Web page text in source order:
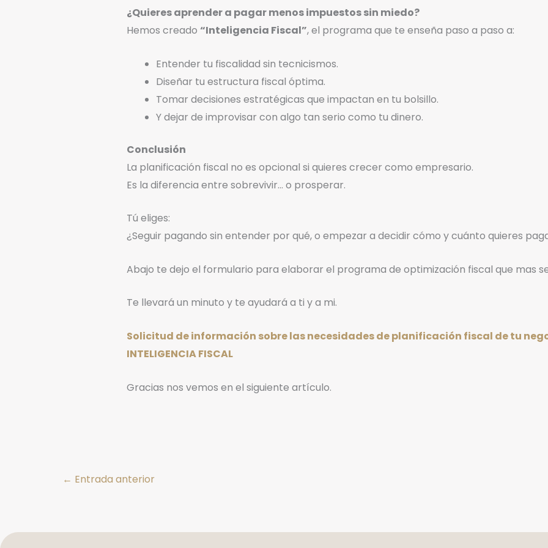
¿Quieres aprender a pagar menos impuestos sin miedo?
Hemos creado “Inteligencia Fiscal”, el programa que te enseña paso a paso a:
Entender tu fiscalidad sin tecnicismos.
Diseñar tu estructura fiscal óptima.
Tomar decisiones estratégicas que impactan en tu bolsillo.
Y dejar de improvisar con algo tan serio como tu dinero.
Conclusión
La planificación fiscal no es opcional si quieres crecer como empresario.
Es la diferencia entre sobrevivir… o prosperar.
Tú eliges:
¿Seguir pagando sin entender por qué, o empezar a decidir cómo y cuánto quieres
Abajo te dejo el formulario para elaborar el programa de optimización fiscal que mas
Te llevará un minuto y te ayudará a ti y a mi.
Solicitud de información sobre las necesidades de planificación fiscal de tu
INTELIGENCIA FISCAL
Gracias nos vemos en el siguiente artículo.
← Entrada anterior